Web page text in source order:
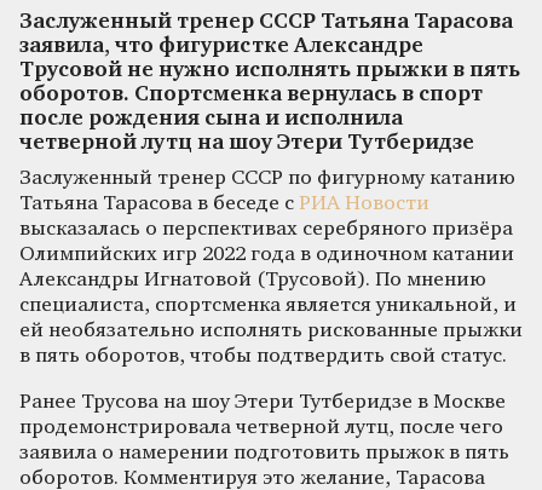
Заслуженный тренер СССР Татьяна Тарасова
заявила, что фигуристке Александре
Трусовой не нужно исполнять прыжки в пять
оборотов. Спортсменка вернулась в спорт
после рождения сына и исполнила
четверной лутц на шоу Этери Тутберидзе
Заслуженный тренер СССР по фигурному катанию
Татьяна Тарасова в беседе с РИА Новости
высказалась о перспективах серебряного призёра
Олимпийских игр 2022 года в одиночном катании
Александры Игнатовой (Трусовой). По мнению
специалиста, спортсменка является уникальной, и
ей необязательно исполнять рискованные прыжки
в пять оборотов, чтобы подтвердить свой статус.
Ранее Трусова на шоу Этери Тутберидзе в Москве
продемонстрировала четверной лутц, после чего
заявила о намерении подготовить прыжок в пять
оборотов. Комментируя это желание, Тарасова